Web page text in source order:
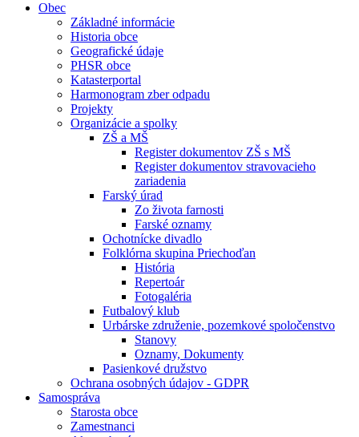
Obec
Základné informácie
Historia obce
Geografické údaje
PHSR obce
Katasterportal
Harmonogram zber odpadu
Projekty
Organizácie a spolky
ZŠ a MŠ
Register dokumentov ZŠ s MŠ
Register dokumentov stravovacieho
zariadenia
Farský úrad
Zo života farnosti
Farské oznamy
Ochotnícke divadlo
Folklórna skupina Priechoďan
História
Repertoár
Fotogaléria
Futbalový klub
Urbárske združenie, pozemkové spoločenstvo
Stanovy
Oznamy, Dokumenty
Pasienkové družstvo
Ochrana osobných údajov - GDPR
Samospráva
Starosta obce
Zamestnanci